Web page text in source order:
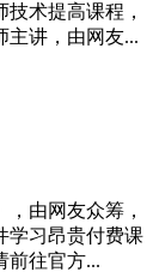
术提高课程，
主讲，由网友...
由网友众筹，
学习昂贵付费课
前往官方...